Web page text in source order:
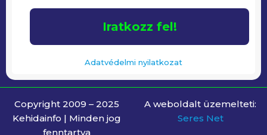
Adatvédelmi nyilatkozat
Copyright 2009 – 2025
Kehidainfo | Minden jog
fenntartva
A weboldalt üzemelteti:
Seres Net